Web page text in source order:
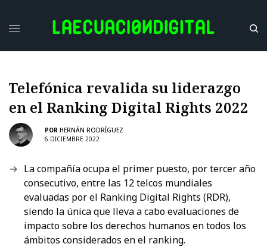
Telefónica revalida su liderazgo
en el Ranking Digital Rights 2022
POR HERNÁN RODRÍGUEZ
6 DICIEMBRE 2022
La compañía ocupa el primer puesto, por tercer año
consecutivo, entre las 12 telcos mundiales
evaluadas por el Ranking Digital Rights (RDR),
siendo la única que lleva a cabo evaluaciones de
impacto sobre los derechos humanos en todos los
ámbitos considerados en el ranking.